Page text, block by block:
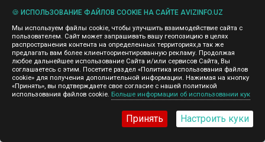
🍪 ИСПОЛЬЗОВАНИЕ ФАЙЛОВ COOKIE НА САЙТЕ AVIZINFO.UZ
Мы используем файлы cookie, чтобы улучшить взаимодействие сайта с
пользователем. Сайт может запрашивать вашу геопозицию в целях
распространения контента на определенных территориях,а так же
предлагать вам более клиентоориентированную рекламу. Продолжая
любое дальнейшее использование Сайта и/или сервисов Сайта, Вы
соглашаетесь с этим. Посетите раздел «Политика использования файлов
cookie» для получения дополнительной информации. Нажимая на кнопку
«Принять», вы подтверждаете свое согласие с нашей политикой
использования файлов cookie. Больше информации об использовании кук
Принять Настроить куки